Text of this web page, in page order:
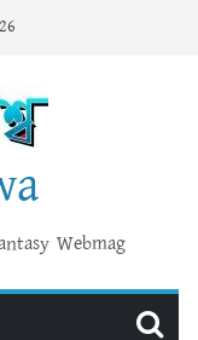
Webmag